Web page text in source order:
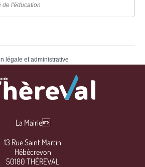
de l'éducation
légale et administrative
La Mairie
13 Rue Saint Martin
Hébécrevon
50180 THÈREVAL